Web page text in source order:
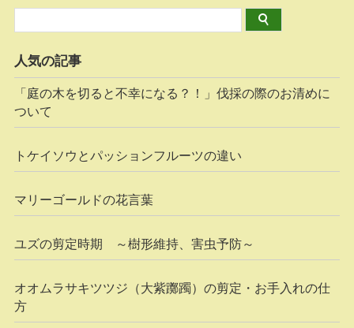
人気の記事
「庭の木を切ると不幸になる？！」伐採の際のお清めに
ついて
トケイソウとパッションフルーツの違い
マリーゴールドの花言葉
ユズの剪定時期 ～樹形維持、害虫予防～
オオムラサキツツジ（大紫躑躅）の剪定・お手入れの仕
方